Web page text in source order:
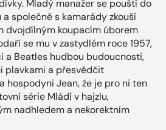
Mladý manažer se pouští do
společně s kamarády zkouší
dvojdílným koupacím úborem
se mu v zastydlém roce 1957,
a Beatles hudbou budoucnosti,
plavkami a přesvědčit
hospodyni Jean, že je pro ni ten
série Mládí v hajzlu,
nadhledem a nekorektním